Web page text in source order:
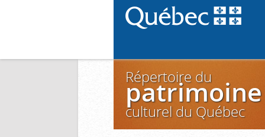
Répertoire du
patrimoine
culturel du Québec